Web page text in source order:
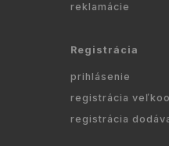
reklamácie
Registrácia
prihlásenie
registrácia
registrácia